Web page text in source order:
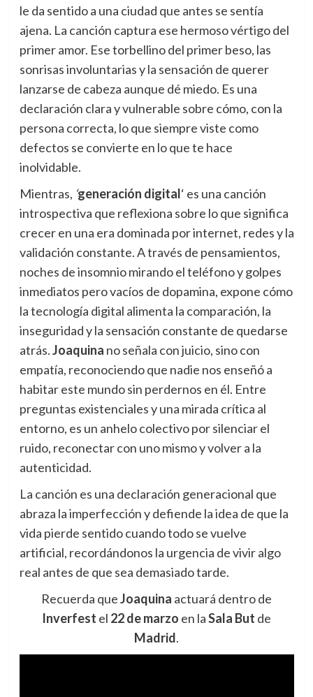
le da sentido a una ciudad que antes se sentía
ajena. La canción captura ese hermoso vértigo del
primer amor. Ese torbellino del primer beso, las
sonrisas involuntarias y la sensación de querer
lanzarse de cabeza aunque dé miedo. Es una
declaración clara y vulnerable sobre cómo, con la
persona correcta, lo que siempre viste como
defectos se convierte en lo que te hace
inolvidable.
Mientras, ‘generación digital‘ es una canción
introspectiva que reflexiona sobre lo que significa
crecer en una era dominada por internet, redes y la
validación constante. A través de pensamientos,
noches de insomnio mirando el teléfono y golpes
inmediatos pero vacíos de dopamina, expone cómo
la tecnología digital alimenta la comparación, la
inseguridad y la sensación constante de quedarse
atrás.Joaquina no señala con juicio, sino con
empatía, reconociendo que nadie nos enseñó a
habitar este mundo sin perdernos en él. Entre
preguntas existenciales y una mirada crítica al
entorno, es un anhelo colectivo por silenciar el
ruido, reconectar con uno mismo y volver a la
autenticidad.
La canción es una declaración generacional que
abraza la imperfección y defiende la idea de que la
vida pierde sentido cuando todo se vuelve
artificial, recordándonos la urgencia de vivir algo
real antes de que sea demasiado tarde.
Recuerda queJoaquina actuará dentro de
Inverfest el 22 de marzo en laSala But de
Madrid.